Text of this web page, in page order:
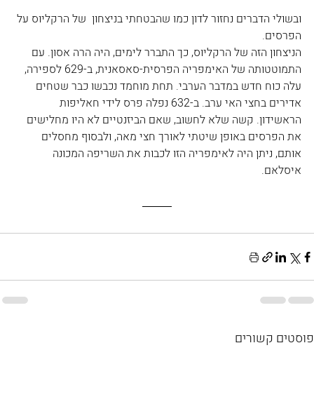
ובשולי הדברים נחזור לדון כמו שהבטחתי בניצחון  של הרקליוס על
הפרסים.
הניצחון הזה של הרקליוס, כך התברר לימים, היה הרה אסון. עם
התמוטטותה של האימפריה הפרסית-סאסאנית, ב-629 לספירה,
עלה כוח חדש במדבר הערבי. תחת מוחמד נכבשו כבר שטחים
אדירים בחצי האי ערב. ב-632 נפלה פרס לידי חאליפות
הראשידון. קשה שלא לחשוב, שאם הביזנטיים לא היו מחלישים
את הפרסים באופן שיטתי לאורך חצי מאה, ולבסוף מחסלים
אותם, ניתן היה לאימפריה הזו לכבות את השריפה המכונה
איסלאם.
פוסטים קשורים